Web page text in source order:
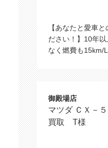
【あなたと愛車
ださい！】10年
なく燃費も15km/
御殿場店
マツダ ＣＸ－５
買取 T様